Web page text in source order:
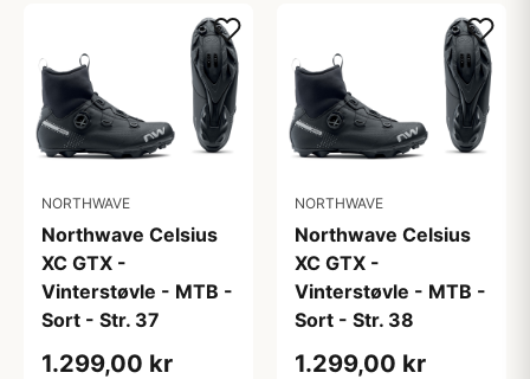
NORTHWAVE
Northwave Celsius
XC GTX -
Vinterstøvle - MTB -
Sort - Str. 37
1.299,00 kr
NORTHWAVE
Northwave Celsius
XC GTX -
Vinterstøvle - MTB -
Sort - Str. 38
1.299,00 kr